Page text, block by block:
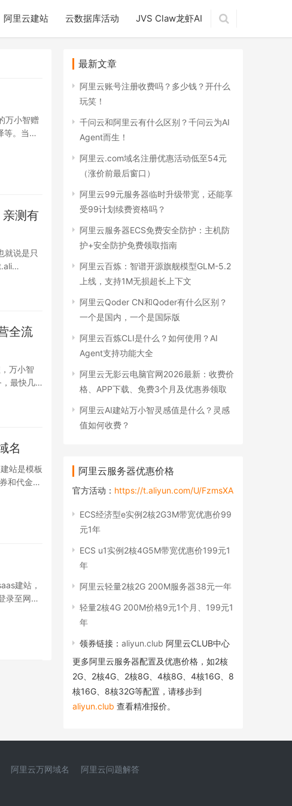
阿里云建站 云数据库活动 JVS Claw龙虾AI
万小智赠
。当版
亲测有
就说是只
全流
万小智
最快几
名
站是模板
和代金
建站，
录至网站
最新文章
阿里云账号注册收费吗？多少钱？开什么
玩笑！
千问云和阿里云有什么区别？千问云为AI
Agent而生！
阿里云.com域名注册优惠活动低至54元
（涨价前最后窗口）
阿里云99元服务器临时升级带宽，还能享
受99计划续费资格吗？
阿里云服务器ECS免费安全防护：主机防
护+安全防护免费领取指南
阿里云百炼：智谱开源旗舰模型GLM-5.2
上线，支持1M无损超长上下文
阿里云Qoder CN和Qoder有什么区别？
一个是国内，一个是国际版
阿里云百炼CLI是什么？如何使用？AI
Agent支持功能大全
阿里云无影云电脑官网2026最新：收费价
格、APP下载、免费3个月及优惠券领取
阿里云AI建站万小智灵感值是什么？灵感
值如何收费？
阿里云服务器优惠价格
官方活动： https://t.aliyun.com/U/FzmsXA
ECS经济型e实例2核2G3M带宽优惠价99
元1年
ECS u1实例2核4G5M带宽优惠价199元1
年
阿里云轻量2核2G 200M服务器38元一年
轻量2核4G 200M价格9元1个月、199元1
年
领券链接： aliyun.club 阿里云CLUB中心
更多阿里云服务器配置及优惠价格，如2核
2G、2核4G、2核8G、4核8G、4核16G、8
核16G、8核32G等配置，请移步到
aliyun.club 查看精准报价。
阿里云万网域名 阿里云问题解答